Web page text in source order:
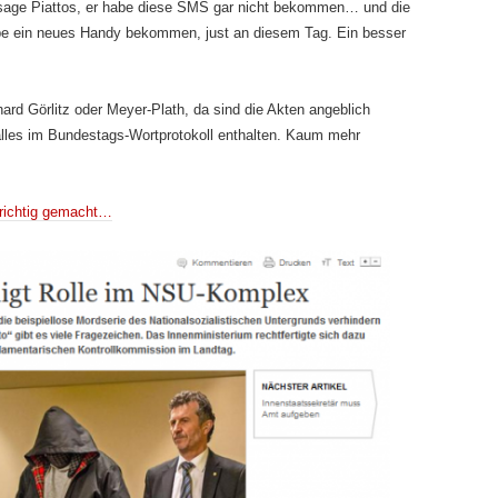
Piattos, er habe diese SMS gar nicht bekommen… und die
ein neues Handy bekommen, just an diesem Tag. Ein besser
Görlitz oder Meyer-Plath, da sind die Akten angeblich
im Bundestags-Wortprotokoll enthalten. Kaum mehr
gemacht…